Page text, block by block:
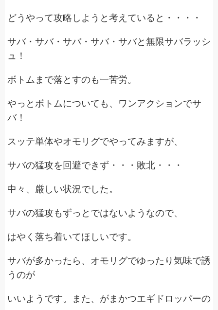
どうやって攻略しようと考えていると・・・・
サバ・サバ・サバ・サバ・サバと無限サバラッシ
ュ！
ボトムまで落とすのも一苦労。
やっとボトムについても、ワンアクションでサ
バ！
スッテ単体やオモリグでやってみますが、
サバの猛攻を回避できず・・・敗北・・・
中々、厳しい状況でした。
サバの猛攻もずっとではないようなので、
はやく落ち着いてほしいです。
サバが多かったら、オモリグでゆったり気味で誘
うのが
いいようです。また、がまかつエギドロッパーの